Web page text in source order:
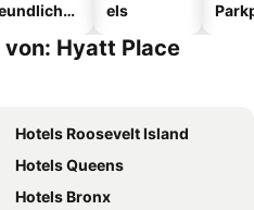
els
von: Hyatt Place
Hotels Roosevelt Island
Hotels Queens
Hotels Bronx